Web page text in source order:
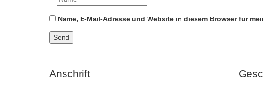
Name, E-Mail-Adresse und Website in diesem Browser für
Anschrift